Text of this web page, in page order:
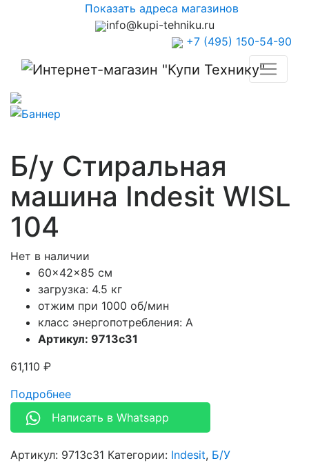
Показать адреса магазинов
info@kupi-tehniku.ru
+7 (495) 150-54-90
Б/у Стиральная
машина Indesit WISL
104
Нет в наличии
60x42x85 см
загрузка: 4.5 кг
отжим при 1000 об/мин
класс энергопотребления: A
Артикул: 9713c31
61,110 ₽
Подробнее
Написать в Whatsapp
Артикул: 9713c31 Категории: Indesit, Б/У